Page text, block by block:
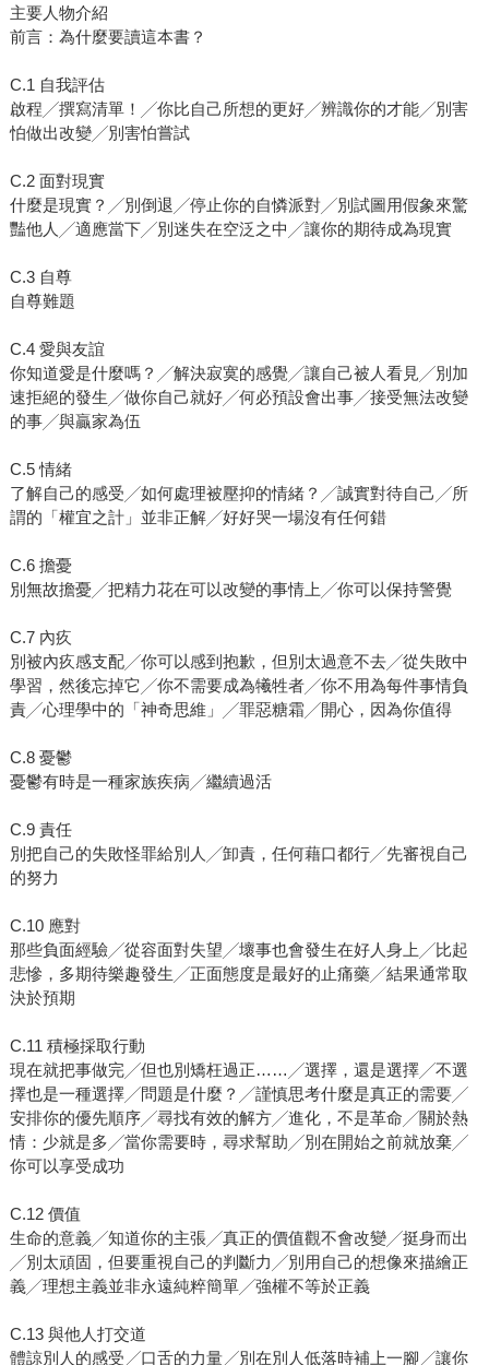
主要人物介紹
前言：為什麼要讀這本書？
C.1 自我評估
啟程╱撰寫清單！╱你比自己所想的更好╱辨識你的才能╱別害
怕做出改變╱別害怕嘗試
C.2 面對現實
什麼是現實？╱別倒退╱停止你的自憐派對╱別試圖用假象來驚
豔他人╱適應當下╱別迷失在空泛之中╱讓你的期待成為現實
C.3 自尊
自尊難題
C.4 愛與友誼
你知道愛是什麼嗎？╱解決寂寞的感覺╱讓自己被人看見╱別加
速拒絕的發生╱做你自己就好╱何必預設會出事╱接受無法改變
的事╱與贏家為伍
C.5 情緒
了解自己的感受╱如何處理被壓抑的情緒？╱誠實對待自己╱所
謂的「權宜之計」並非正解╱好好哭一場沒有任何錯
C.6 擔憂
別無故擔憂╱把精力花在可以改變的事情上╱你可以保持警覺
C.7 內疚
別被內疚感支配╱你可以感到抱歉，但別太過意不去╱從失敗中
學習，然後忘掉它╱你不需要成為犧牲者╱你不用為每件事情負
責╱心理學中的「神奇思維」╱罪惡糖霜╱開心，因為你值得
C.8 憂鬱
憂鬱有時是一種家族疾病╱繼續過活
C.9 責任
別把自己的失敗怪罪給別人╱卸責，任何藉口都行╱先審視自己
的努力
C.10 應對
那些負面經驗╱從容面對失望╱壞事也會發生在好人身上╱比起
悲慘，多期待樂趣發生╱正面態度是最好的止痛藥╱結果通常取
決於預期
C.11 積極採取行動
現在就把事做完╱但也別矯枉過正……╱選擇，還是選擇╱不選
擇也是一種選擇╱問題是什麼？╱謹慎思考什麼是真正的需要╱
安排你的優先順序╱尋找有效的解方╱進化，不是革命╱關於熱
情：少就是多╱當你需要時，尋求幫助╱別在開始之前就放棄╱
你可以享受成功
C.12 價值
生命的意義╱知道你的主張╱真正的價值觀不會改變╱挺身而出
╱別太頑固，但要重視自己的判斷力╱別用自己的想像來描繪正
義╱理想主義並非永遠純粹簡單╱強權不等於正義
C.13 與他人打交道
體諒別人的感受╱口舌的力量╱別在別人低落時補上一腳╱讓你